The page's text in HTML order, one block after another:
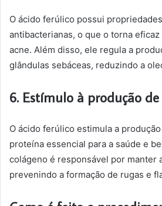
O ácido ferúlico possui
antibacterianas, o que o torna
acne. Além disso, ele regula a
glândulas sebáceas, reduzindo a
6. Estímulo à produção
O ácido ferúlico estimula a
proteína essencial para a saúde e
colágeno é responsável por manter
prevenindo a formação de rugas e